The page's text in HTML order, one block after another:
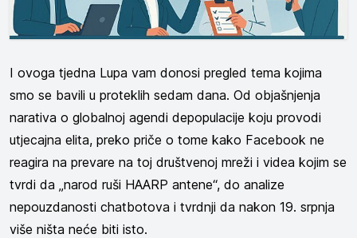
I ovoga tjedna Lupa vam donosi pregled tema kojima
smo se bavili u proteklih sedam dana. Od objašnjenja
narativa o globalnoj agendi depopulacije koju provodi
utjecajna elita, preko priče o tome kako Facebook ne
reagira na prevare na toj društvenoj mreži i videa kojim se
tvrdi da „narod ruši HAARP antene“, do analize
nepouzdanosti chatbotova i tvrdnji da nakon 19. srpnja
više ništa neće biti isto.